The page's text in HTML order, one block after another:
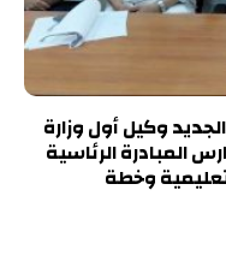
وكيل أول وزارة
المبادرة الرئاسية
وخطة